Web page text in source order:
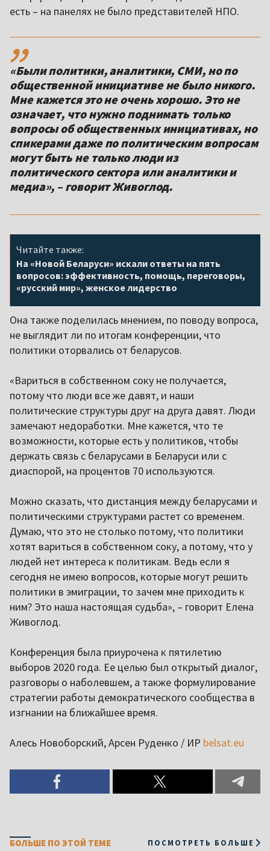
есть – на панелях не было представителей НПО.
,,
«Были политики, аналитики, СМИ, но по
общественной инициативе не было никого.
Мне кажется это не очень хорошо. Это не
означает, что нужно поднимать только
вопросы об общественных инициативах, но
спикерами даже по политическим вопросам
могут быть не только люди из
политического сектора или аналитики и
медиа», – говорит Живоглод.
Читайте также:
На «Новой Беларуси» искали ответы на пять
вопросов: эффективность, помощь, переговоры,
«русский мир», женское лидерство
Она также поделилась мнением, по поводу вопроса,
не выглядит ли по итогам конференции, что
политики оторвались от беларусов.
«Вариться в собственном соку не получается,
потому что люди все же давят, и наши
политические структуры друг на друга давят. Люди
замечают недоработки. Мне кажется, что те
возможности, которые есть у политиков, чтобы
держать связь с беларусами в Беларуси или с
диаспорой, на процентов 70 используются.
Можно сказать, что дистанция между беларусами и
политическими структурами растет со временем.
Думаю, что это не столько потому, что политики
хотят вариться в собственном соку, а потому, что у
людей нет интереса к политикам. Ведь если я
сегодня не имею вопросов, которые могут решить
политики в эмиграции, то зачем мне приходить к
ним? Это наша настоящая судьба», – говорит Елена
Живоглод.
Конференция была приурочена к пятилетию
выборов 2020 года. Ее целью был открытый диалог,
разговоры о наболевшем, а также формулирование
стратегии работы демократического сообщества в
изгнании на ближайшее время.
Алесь Новоборский, Арсен Руденко / ИР belsat.eu
БОЛЬШЕ ПО ЭТОЙ ТЕМЕ ПОСМОТРЕТЬ БОЛЬШЕ